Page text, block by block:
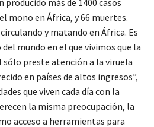
producido más de 1400 casos
mono en África, y 66 muertes.
y matando en África. Es
mundo en el que vivimos que la
preste atención a la viruela
en países de altos ingresos”,
que viven cada día con la
la misma preocupación, la
acceso a herramientas para